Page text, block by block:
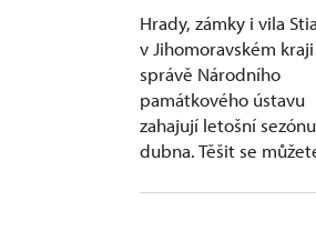
Hrady, zámky i vila
v Jihomoravském
správě Národního
památkového ústavu
zahajují letošní
dubna. Těšit se